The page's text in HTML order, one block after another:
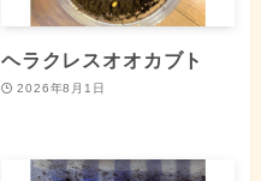
ヘラクレスオオカブト
2026年8月1日